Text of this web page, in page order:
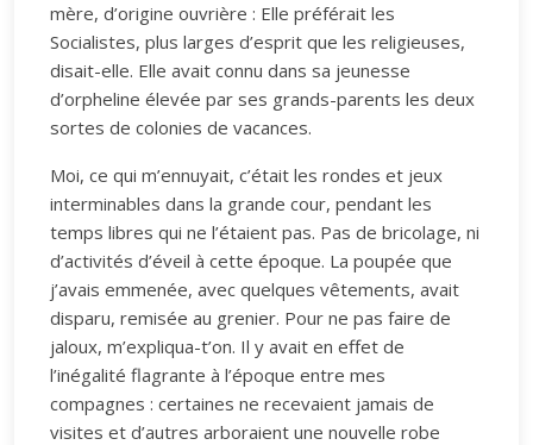
mère, d’origine ouvrière : Elle préférait les
Socialistes, plus larges d’esprit que les religieuses,
disait-elle. Elle avait connu dans sa jeunesse
d’orpheline élevée par ses grands-parents les deux
sortes de colonies de vacances.
Moi, ce qui m’ennuyait, c’était les rondes et jeux
interminables dans la grande cour, pendant les
temps libres qui ne l’étaient pas. Pas de bricolage, ni
d’activités d’éveil à cette époque. La poupée que
j’avais emmenée, avec quelques vêtements, avait
disparu, remisée au grenier. Pour ne pas faire de
jaloux, m’expliqua-t’on. Il y avait en effet de
l’inégalité flagrante à l’époque entre mes
compagnes : certaines ne recevaient jamais de
visites et d’autres arboraient une nouvelle robe